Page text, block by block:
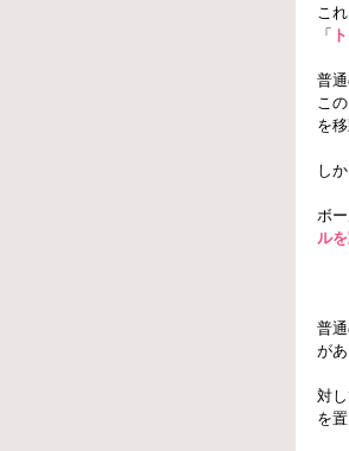
こ
「
普
こ
を
し
ボ
ル
普
が
対
を